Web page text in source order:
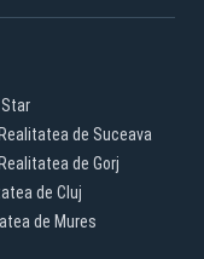
Realitatea de Suceava
Realitatea de Gorj
de Cluj
de Mures